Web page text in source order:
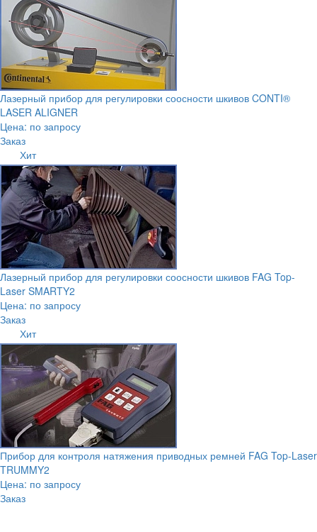
Лазерный прибор для регулировки соосности шкивов CONTI®
LASER ALIGNER
Цена: по запросу
Заказ
Хит
Лазерный прибор для регулировки соосности шкивов FAG Top-
Laser SMARTY2
Цена: по запросу
Заказ
Хит
Прибор для контроля натяжения приводных ремней FAG Top-Laser
TRUMMY2
Цена: по запросу
Заказ